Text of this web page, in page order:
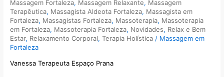
Massagem Fortaleza, Massagem Relaxante, Massagem
Terapêutica, Massagista Aldeota Fortaleza, Massagista em
Fortaleza, Massagistas Fortaleza, Massoterapia, Massoterapia
em Fortaleza, Massoterapia Fortaleza, Novidades, Relax e Bem
Estar, Relaxamento Corporal,Terapia Holística / Massagem em
Fortaleza
Vanessa Terapeuta Espaço Prana
Aldeota